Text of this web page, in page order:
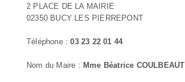
2 PLACE DE LA MAIRIE
02350 BUCY LES PIERREPONT
Téléphone :03 23 22 01 44
Nom du Maire : Mme Béatrice COULBEAUT